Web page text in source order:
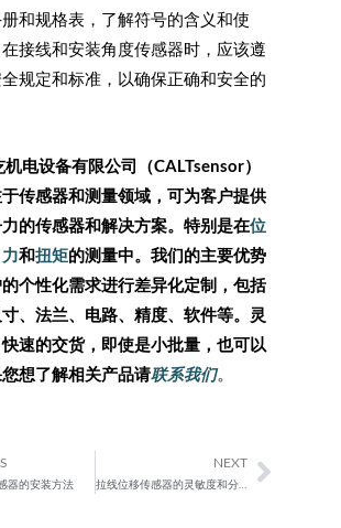
和规格表，了解符号的含义和使
接线和安装角度传感器时，应该遵
规定和标准，以确保正确和安全的
电设备有限公司（CALTsensor）
传感器和测量领域，可为客户提供
的传感器和解决方案。特别是在位
力和扭矩的测量中。我们的主要优势
个性化需求进行差异化定制，包括
、法兰、电路、精度、软件等。灵
速的交货，即使是小批量，也可以
想了解相关产品请联系我们。
器的安装方法
NEXT
拉线位移传感器的灵敏度和分辨率 Next